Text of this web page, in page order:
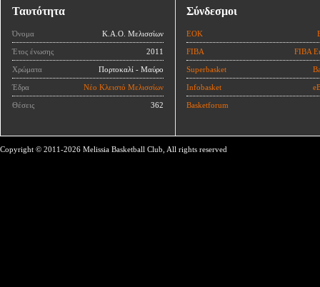
Ταυτότητα
Όνομα Κ.Α.Ο. Μελισσίων
Έτος ένωσης 2011
Χρώματα Πορτοκαλί - Μαύρο
Έδρα Νέο Κλειστό Μελισσίων
Θέσεις 362
Σύνδεσμοι
ΕΟΚ
FIBA FIBA
Superbasket
Infobasket
Basketforum
Copyright © 2011-2026 Melissia Basketball Club, All rights reserved